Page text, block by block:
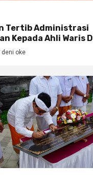
Tertib Administrasi
Kepada Ahli Waris
deni oke